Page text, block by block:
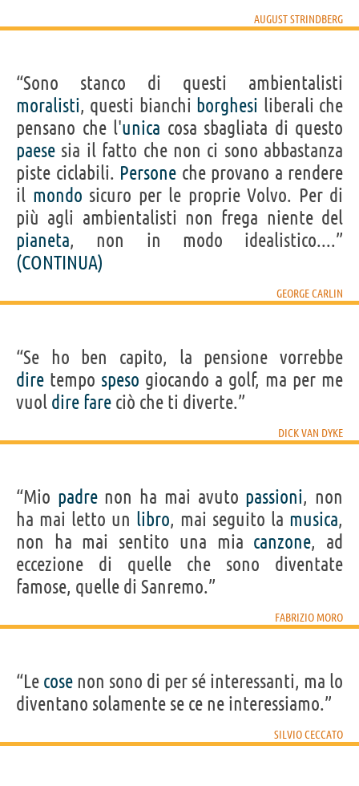
AUGUST STRINDBERG
“Sono stanco di questi ambientalisti
moralisti, questi bianchi borghesi liberali che
pensano che l'unica cosa sbagliata di questo
paese sia il fatto che non ci sono abbastanza
piste ciclabili. Persone che provano a rendere
il mondo sicuro per le proprie Volvo. Per di
più agli ambientalisti non frega niente del
pianeta, non in modo idealistico....”
(CONTINUA)
GEORGE CARLIN
“Se ho ben capito, la pensione vorrebbe
dire tempo speso giocando a golf, ma per me
vuol dire fare ciò che ti diverte.”
DICK VAN DYKE
“Mio padrenon ha mai avuto passioni, non
ha mai letto un libro, mai seguito la musica,
non ha mai sentito una mia canzone, ad
eccezione di quelle che sono diventate
famose, quelle di Sanremo.”
FABRIZIO MORO
“Le cose non sono di per sé interessanti, ma lo
diventano solamente se ce ne interessiamo.”
SILVIO CECCATO